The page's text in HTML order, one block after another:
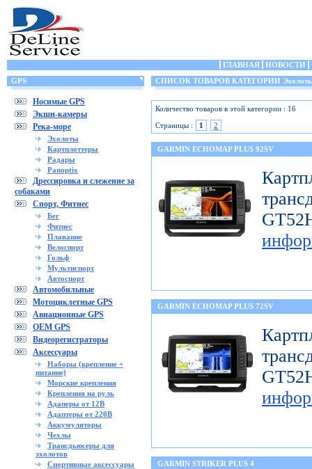
ГЛАВНАЯ НОВОСТИ
GPS
Носимые GPS
Экшн-камеры
Река-море
Эхолоты
Картплоттеры
Радары
Panoptix
Дрессировка и слежение за
собаками
Спорт, Фитнес
Бег
Фитнес
Плавание
Велоспорт
Гольф
Мультиспорт
Автоспорт
Автомобильные
Мотоциклетные GPS
Авиационные GPS
OEM GPS
Видеорегистраторы
Аксессуары
Наборы (крепление +
питание)
Морские крепления
Крепления на руль
Адаперы от 12В
Адаптеры от 220В
Аккумуляторы
Чехлы
Трансдьюсеры для
эхолотов
Спортивные аксессуары
СПИСОК ТОВАРОВ КАТЕГОРИИ
Количество товаров в этой категории : 16
Страницы :
1 2
GARMIN ECHOMAP PLUS 92SV
GARMIN ECHOMAP PLUS 72SV
GARMIN STRIKER PLUS 4